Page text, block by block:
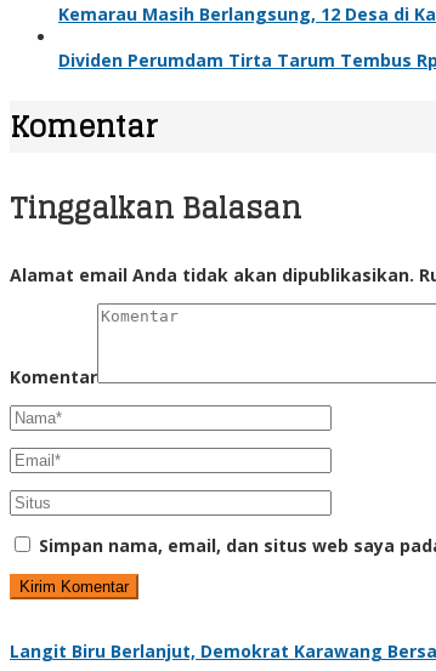
Kemarau Masih Berlangsung, 12 Desa di
Dividen Perumdam Tirta Tarum Tembus
Komentar
Tinggalkan Balasan
Alamat email Anda tidak akan dipublikasikan.
Komentar
Simpan nama, email, dan situs web saya
Langit Biru Berlanjut, Demokrat Karawang